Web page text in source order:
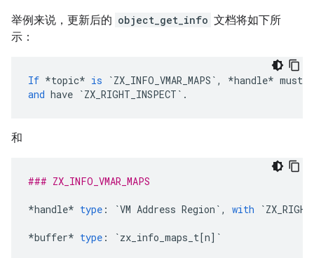
举例来说，更新后的 object_get_info 文档将如下所
示：
If *topic* is `ZX_INFO_VMAR_MAPS` , *handle* must
and have `ZX_RIGHT_INSPECT` .
和
### ZX_INFO_VMAR_MAPS
*handle* type : `VM Address Region` , with
*buffer* type : `zx_info_maps_t[n]`